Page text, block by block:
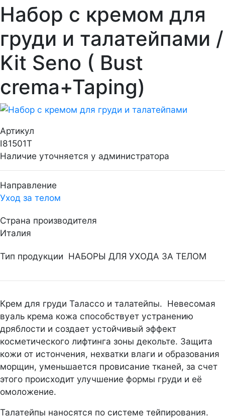
Набор с кремом для
груди и талатейпами /
Kit Seno ( Bust
crema+Taping)
Артикул
I81501T
Наличие уточняется у администратора
Направление
Уход за телом
Страна производителя
Италия
Тип продукции НАБОРЫ ДЛЯ УХОДА ЗА ТЕЛОМ
Крем для груди Талассо и талатейпы. Невесомая
вуаль крема кожа способствует устранению
дряблости и создает устойчивый эффект
косметического лифтинга зоны декольте. Защита
кожи от истончения, нехватки влаги и образования
морщин, уменьшается провисание тканей, за счет
этого происходит улучшение формы груди и её
омоложение.
Талатейпы наносятся по системе тейпирования.